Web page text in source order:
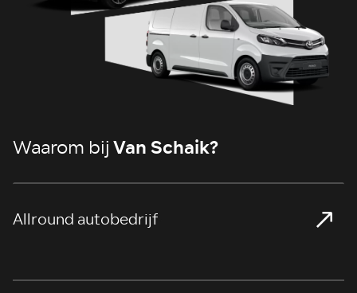
Waarom bijVan Schaik?
Allround autobedrijf